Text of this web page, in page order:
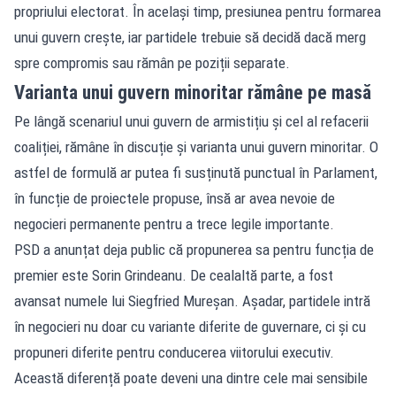
propriului electorat. În același timp, presiunea pentru formarea
unui guvern crește, iar partidele trebuie să decidă dacă merg
spre compromis sau rămân pe poziții separate.
Varianta unui guvern minoritar rămâne pe masă
Pe lângă scenariul unui guvern de armistițiu și cel al refacerii
coaliției, rămâne în discuție și varianta unui guvern minoritar. O
astfel de formulă ar putea fi susținută punctual în Parlament,
în funcție de proiectele propuse, însă ar avea nevoie de
negocieri permanente pentru a trece legile importante.
PSD a anunțat deja public că propunerea sa pentru funcția de
premier este Sorin Grindeanu. De cealaltă parte, a fost
avansat numele lui Siegfried Mureșan. Așadar, partidele intră
în negocieri nu doar cu variante diferite de guvernare, ci și cu
propuneri diferite pentru conducerea viitorului executiv.
Această diferență poate deveni una dintre cele mai sensibile